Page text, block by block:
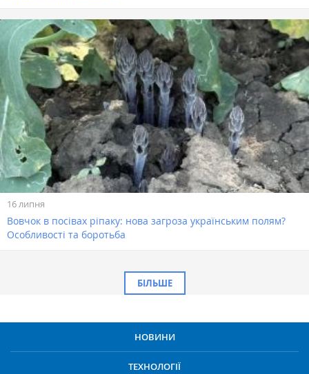
16 липня
Вовчок в посівах ріпаку: нова загроза українським полям?
Особливості та боротьба
БІЛЬШЕ
НОВИНИ
ТЕХНОЛОГІЇ